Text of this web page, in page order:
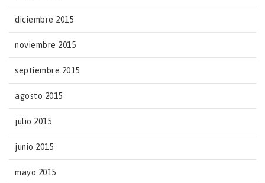
diciembre 2015
noviembre 2015
septiembre 2015
agosto 2015
julio 2015
junio 2015
mayo 2015